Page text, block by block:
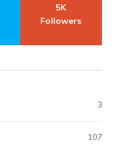
5K
Followers
3
107